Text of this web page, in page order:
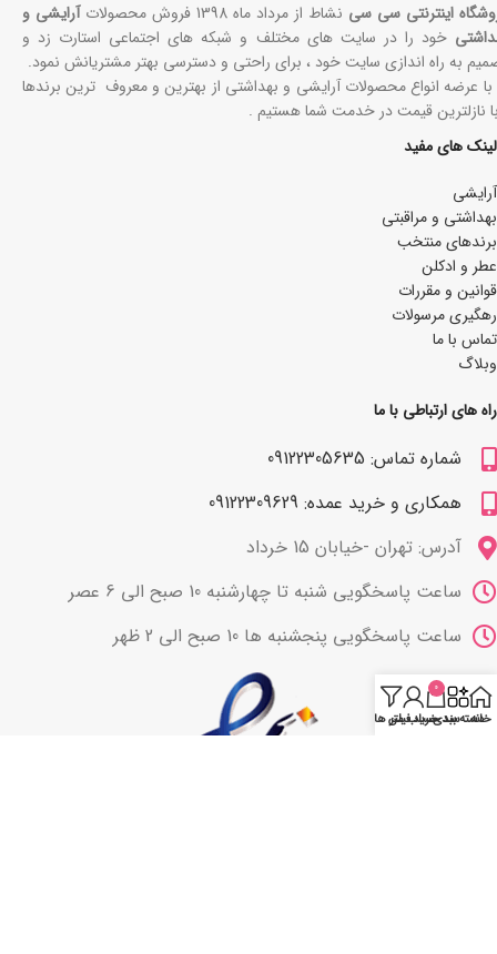
اینترنتی سی سی نشاط از مرداد ماه 1398 فروش محصولات
آرایشی و
خود را در سایت های مختلف و شبکه های اجتماعی استارت زد و
به راه اندازی سایت خود ، برای راحتی و دسترسی بهتر مشتریانش نمود.
با عرضه انواع محصولات آرایشی و بهداشتی از بهترین و معروف ترین برندها
نازلترین قیمت در خدمت شما هستیم .
لینک های مفید
آرایشی
بھداشتی و مراقبتی
برندهای منتخب
عطر و ادکلن
قوانین و مقررات
رهگیری مرسولات
تماس با ما
وبلاگ
راه های ارتباطی با ما
شماره تماس: 09122305635
همکاری و خرید عمده: 09122309629
آدرس: تهران -خیابان 15 خرداد
ساعت پاسخگویی شنبه تا چهارشنبه 10 صبح الی 6 عصر
ساعت پاسخگویی پنجشنبه ها 10 صبح الی 2 ظهر
خانه
دسته بندی
0
سبد خرید
حساب من
فیلتر ها